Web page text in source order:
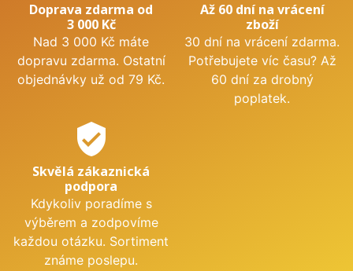
Doprava zdarma od
3 000 Kč
Nad 3 000 Kč máte
dopravu zdarma. Ostatní
objednávky už od 79 Kč.
Až 60 dní na vrácení
zboží
30 dní na vrácení zdarma.
Potřebujete víc času? Až
60 dní za drobný
poplatek.
verified_user
Skvělá zákaznická
podpora
Kdykoliv poradíme s
výběrem a zodpovíme
každou otázku. Sortiment
známe poslepu.